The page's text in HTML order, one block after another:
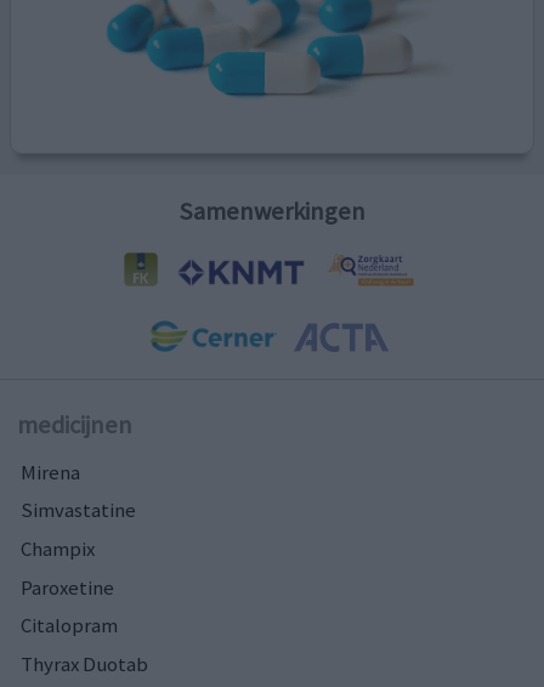
Samenwerkingen
medicijnen
Mirena
Simvastatine
Champix
Paroxetine
Citalopram
Thyrax Duotab